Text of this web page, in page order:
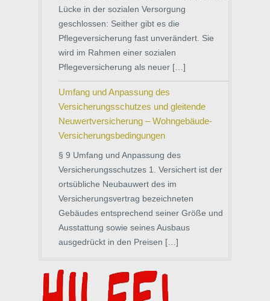
Lücke in der sozialen Versorgung
geschlossen: Seither gibt es die
Pflegeversicherung fast unverändert. Sie
wird im Rahmen einer sozialen
Pflegeversicherung als neuer […]
Umfang und Anpassung des
Versicherungsschutzes und gleitende
Neuwertversicherung – Wohngebäude-
Versicherungsbedingungen
§ 9 Umfang und Anpassung des
Versicherungsschutzes 1. Versichert ist der
ortsübliche Neubauwert des im
Versicherungsvertrag bezeichneten
Gebäudes entsprechend seiner Größe und
Ausstattung sowie seines Ausbaus
ausgedrückt in den Preisen […]